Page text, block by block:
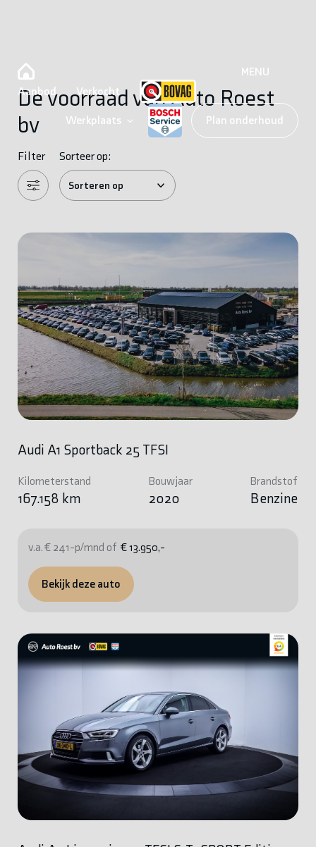
Aanbod Verkocht
Werkplaats Plan onderhoud
MENU
De voorraad van Auto Roest
bv
Filter Sorteer op:
Audi A1 Sportback 25 TFSI
Kilometerstand
167.158 km
Bouwjaar
2020
Brandstof
Benzine
v.a. € 241-p/mnd of € 13.950,-
Bekijk deze auto